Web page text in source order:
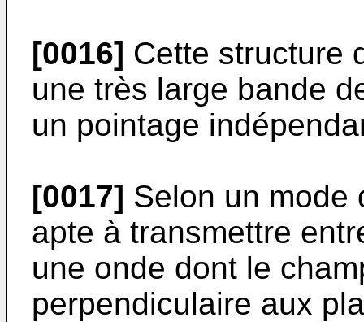
[0016] Cette structure
une très large bande
un pointage
[0017] Selon un mode
apte à transmettre
une onde dont le
perpendiculaire aux